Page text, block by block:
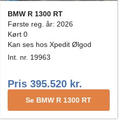
BMW R 1300 RT
Første reg. år: 2026
Kørt 0
Pris 395.520 kr.
Kan ses hos Xpedit Ølgod
Int. nr. 19963
Se BMW R 1300 RT